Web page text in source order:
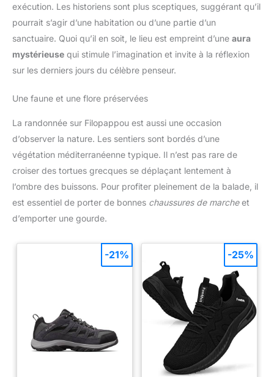
exécution. Les historiens sont plus sceptiques, suggérant qu’il
pourrait s’agir d’une habitation ou d’une partie d’un
sanctuaire. Quoi qu’il en soit, le lieu est empreint d’une aura
mystérieuse qui stimule l’imagination et invite à la réflexion
sur les derniers jours du célèbre penseur.
Une faune et une flore préservées
La randonnée sur Filopappou est aussi une occasion
d’observer la nature. Les sentiers sont bordés d’une
végétation méditerranéenne typique. Il n’est pas rare de
croiser des tortues grecques se déplaçant lentement à
l’ombre des buissons. Pour profiter pleinement de la balade, il
est essentiel de porter de bonnes chaussures de marcheet
d’emporter une gourde.
-21% -25%